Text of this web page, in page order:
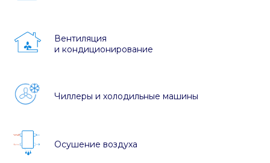
Вентиляция
и кондиционирование
Чиллеры и холодильные машины
Осушение воздуха